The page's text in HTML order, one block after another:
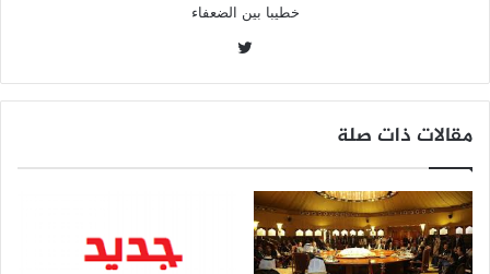
خطيبا بين الضعفاء
مقالات ذات صلة